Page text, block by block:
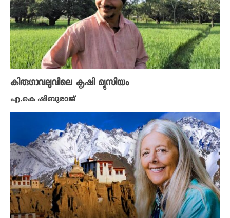
കിരു​ഗാവലുവിലെ കൃഷി മ്യൂസിയം
എ.കെ ഷിബുരാജ്